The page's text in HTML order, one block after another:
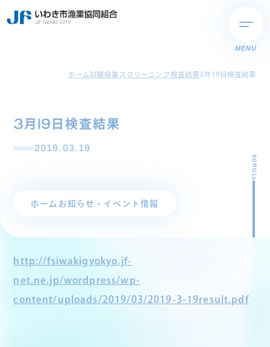
MENU
ホーム試験操業スクリーニング検査結果3月19日検査結果
3月19日検査結果
2019.03.19
ホーム お知らせ・イベント情報
SCROLL
http://fsiwakigyokyo.jf-
net.ne.jp/wordpress/wp-
content/uploads/2019/03/2019-3-19result.pdf